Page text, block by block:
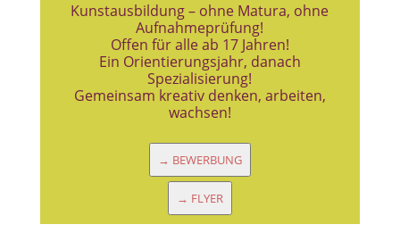
Kunstausbildung – ohne Matura, ohne
Aufnahmeprüfung!
Offen für alle ab 17 Jahren!
Ein Orientierungsjahr, danach
Spezialisierung!
Gemeinsam kreativ denken, arbeiten,
wachsen!
→ BEWERBUNG
→ FLYER